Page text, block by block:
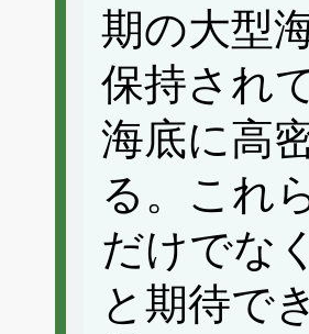
期の大型
保持され
海底に高
る。これ
だけでな
と期待で